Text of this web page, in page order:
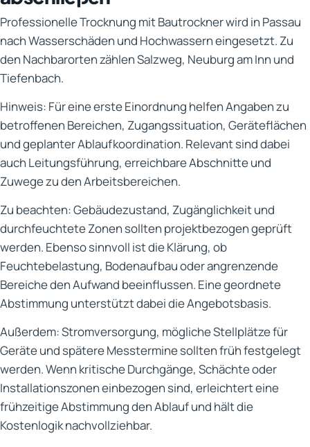
Professionelle Trocknung mit Bautrockner wird in Passau
nach Wasserschäden und Hochwassern eingesetzt. Zu
den Nachbarorten zählen Salzweg, Neuburg am Inn und
Tiefenbach.
Hinweis: Für eine erste Einordnung helfen Angaben zu
betroffenen Bereichen, Zugangssituation, Geräteflächen
und geplanter Ablaufkoordination. Relevant sind dabei
auch Leitungsführung, erreichbare Abschnitte und
Zuwege zu den Arbeitsbereichen.
Zu beachten: Gebäudezustand, Zugänglichkeit und
durchfeuchtete Zonen sollten projektbezogen geprüft
werden. Ebenso sinnvoll ist die Klärung, ob
Feuchtebelastung, Bodenaufbau oder angrenzende
Bereiche den Aufwand beeinflussen. Eine geordnete
Abstimmung unterstützt dabei die Angebotsbasis.
Außerdem: Stromversorgung, mögliche Stellplätze für
Geräte und spätere Messtermine sollten früh festgelegt
werden. Wenn kritische Durchgänge, Schächte oder
Installationszonen einbezogen sind, erleichtert eine
frühzeitige Abstimmung den Ablauf und hält die
Kostenlogik nachvollziehbar.